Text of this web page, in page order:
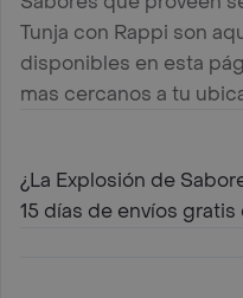
Tunja con Rappi son
disponibles en esta
mas cercanos a tu
¿La Explosión de
15 días de envíos gratis